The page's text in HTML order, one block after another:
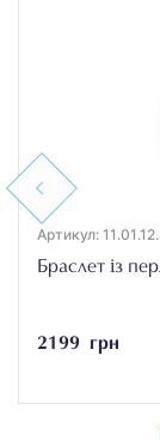
Previous
Артикул:
Браслет із
2199 грн